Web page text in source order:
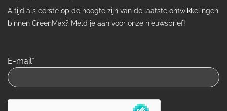
Altijd als eerste op de hoogte zijn van de laatste ontwikkelingen
binnen GreenMax? Meld je aan voor onze nieuwsbrief!
E-mail*